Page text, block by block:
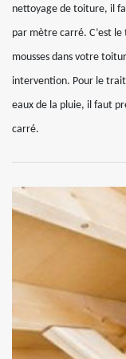
nettoyage de toiture, il
par mètre carré. C’est
mousses dans votre
intervention. Pour le
eaux de la pluie, il faut
carré.